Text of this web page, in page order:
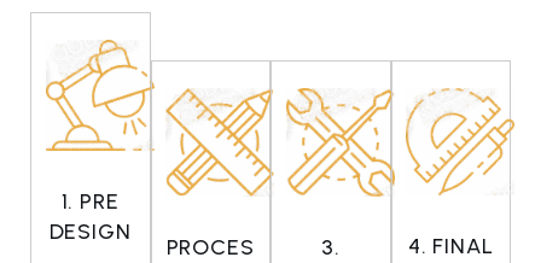
1. PRE
DESIGN
PROCES
3.
4. FINAL